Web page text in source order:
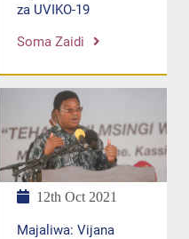
za UVIKO-19
Soma Zaidi
12th Oct 2021
Majaliwa: Vijana